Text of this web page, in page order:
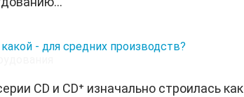
- для средних производств?
CD и CD⁺ изначально строилась как